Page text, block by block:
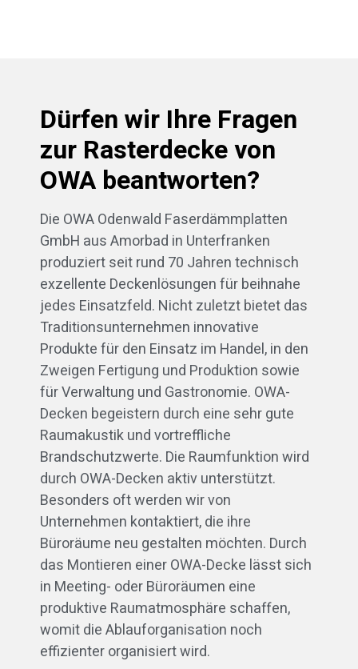
Dürfen wir Ihre Fragen
zur Rasterdecke von
OWA beantworten?
Die OWA Odenwald Faserdämmplatten
GmbH aus Amorbad in Unterfranken
produziert seit rund 70 Jahren technisch
exzellente Deckenlösungen für beihnahe
jedes Einsatzfeld. Nicht zuletzt bietet das
Traditionsunternehmen innovative
Produkte für den Einsatz im Handel, in den
Zweigen Fertigung und Produktion sowie
für Verwaltung und Gastronomie. OWA-
Decken begeistern durch eine sehr gute
Raumakustik und vortreffliche
Brandschutzwerte. Die Raumfunktion wird
durch OWA-Decken aktiv unterstützt.
Besonders oft werden wir von
Unternehmen kontaktiert, die ihre
Büroräume neu gestalten möchten. Durch
das Montieren einer OWA-Decke lässt sich
in Meeting- oder Büroräumen eine
produktive Raumatmosphäre schaffen,
womit die Ablauforganisation noch
effizienter organisiert wird.